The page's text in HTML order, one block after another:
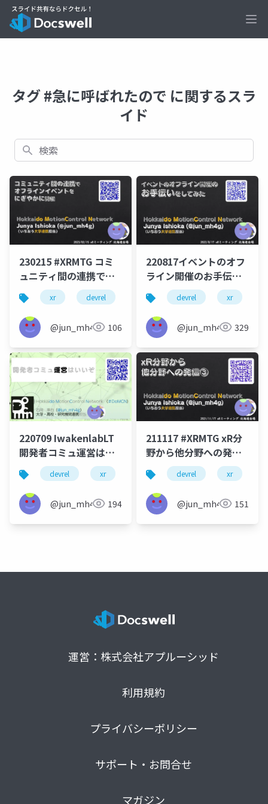
タグ #急に呼ばれたので に関するスラ
イド
検索
230215 #XRMTG コミ
ュニティ間の連携でオ
フラインイベントをに
ぎやかに開催
xr devrel domcn 地方 急に呼
@jun_mh4g 106
220817イベントのオフ
ライン開催のお手伝い
をしてみた
devrel xr
@jun_mh4g329
220709 IwakenlabLT
開発者コミュ運営はい
いぞ
devrel xr ar domcn
@jun_mh4g 194
211117 #XRMTG xR分
野から他分野への発信
③
devrel xr
@jun_mh4g 151
運営：株式会社アプルーシッド
利用規約
プライバシーポリシー
サポート・お問合せ
マガジン